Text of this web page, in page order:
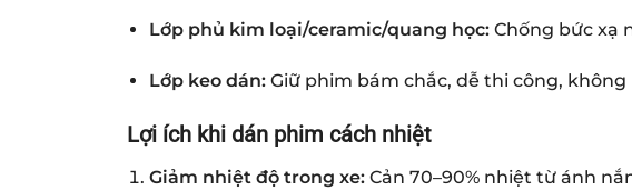
Lớp phủ kim loại/ceramic/quang học: Chống bức xạ
Lớp keo dán: Giữ phim bám chắc, dễ thi công,
Lợi ích khi dán phim cách nhiệt
Giảm nhiệt độ trong xe: Cản 70–90% nhiệt từ ánh